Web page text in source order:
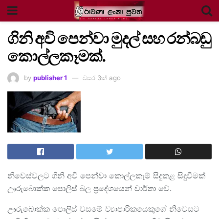
ගිනි අවි පෙන්වා මුදල් සහ රන්බඩු
කොල්ලකෑමක්.
by publisher 1 වසර 3ක් ago
නිවෙස්වලට ගිනි අවි පෙන්වා කොල්ලකෑම් සිදුකළ සිදුවීමක්
ඌරුබොක්ක පොලිස් බල ප්‍රදේශයෙන් වාර්තා වේ.
ඌරුබොක්ක පොලිස් වසමේ ව්‍යාපාරිකයෙකුගේ නිවෙසට